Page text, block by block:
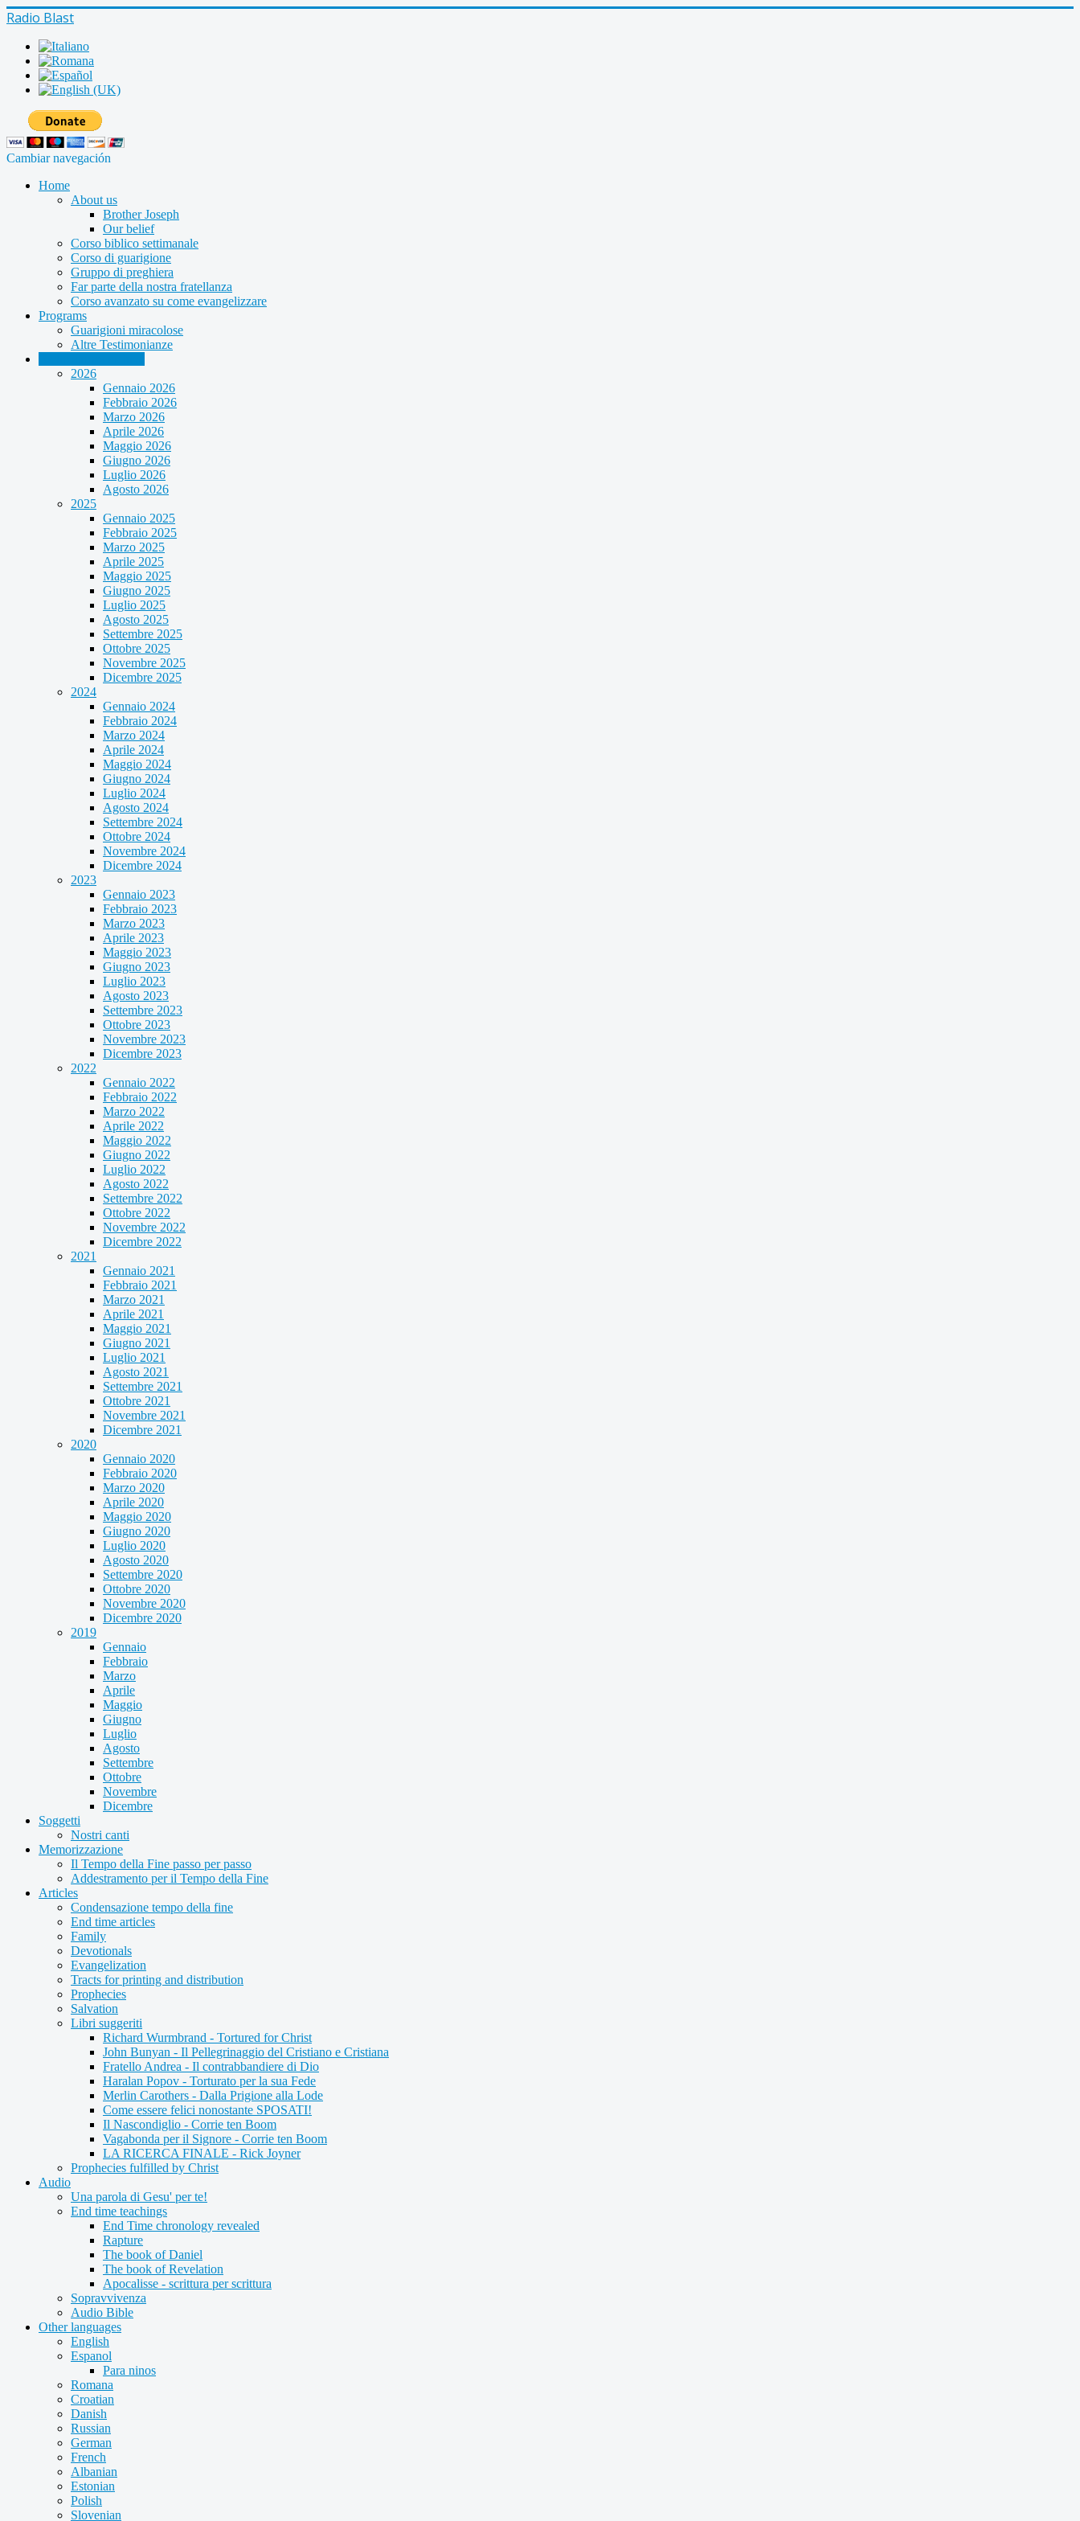
Radio Blast
Cambiar navegación
Home
About us
Brother Joseph
Our belief
Corso biblico settimanale
Corso di guarigione
Gruppo di preghiera
Far parte della nostra fratellanza
Corso avanzato su come evangelizzare
Programs
Guarigioni miracolose
Altre Testimonianze
2026
Gennaio 2026
Febbraio 2026
Marzo 2026
Aprile 2026
Maggio 2026
Giugno 2026
Luglio 2026
Agosto 2026
2025
Gennaio 2025
Febbraio 2025
Marzo 2025
Aprile 2025
Maggio 2025
Giugno 2025
Luglio 2025
Agosto 2025
Settembre 2025
Ottobre 2025
Novembre 2025
Dicembre 2025
2024
Gennaio 2024
Febbraio 2024
Marzo 2024
Aprile 2024
Maggio 2024
Giugno 2024
Luglio 2024
Agosto 2024
Settembre 2024
Ottobre 2024
Novembre 2024
Dicembre 2024
2023
Gennaio 2023
Febbraio 2023
Marzo 2023
Aprile 2023
Maggio 2023
Giugno 2023
Luglio 2023
Agosto 2023
Settembre 2023
Ottobre 2023
Novembre 2023
Dicembre 2023
2022
Gennaio 2022
Febbraio 2022
Marzo 2022
Aprile 2022
Maggio 2022
Giugno 2022
Luglio 2022
Agosto 2022
Settembre 2022
Ottobre 2022
Novembre 2022
Dicembre 2022
2021
Gennaio 2021
Febbraio 2021
Marzo 2021
Aprile 2021
Maggio 2021
Giugno 2021
Luglio 2021
Agosto 2021
Settembre 2021
Ottobre 2021
Novembre 2021
Dicembre 2021
2020
Gennaio 2020
Febbraio 2020
Marzo 2020
Aprile 2020
Maggio 2020
Giugno 2020
Luglio 2020
Agosto 2020
Settembre 2020
Ottobre 2020
Novembre 2020
Dicembre 2020
2019
Gennaio
Febbraio
Marzo
Aprile
Maggio
Giugno
Luglio
Agosto
Settembre
Ottobre
Novembre
Dicembre
Soggetti
Nostri canti
Memorizzazione
Il Tempo della Fine passo per passo
Addestramento per il Tempo della Fine
Articles
Condensazione tempo della fine
End time articles
Family
Devotionals
Evangelization
Tracts for printing and distribution
Prophecies
Salvation
Libri suggeriti
Richard Wurmbrand - Tortured for Christ
John Bunyan - Il Pellegrinaggio del Cristiano e Cristiana
Fratello Andrea - Il contrabbandiere di Dio
Haralan Popov - Torturato per la sua Fede
Merlin Carothers - Dalla Prigione alla Lode
Come essere felici nonostante SPOSATI!
Il Nascondiglio - Corrie ten Boom
Vagabonda per il Signore - Corrie ten Boom
LA RICERCA FINALE - Rick Joyner
Prophecies fulfilled by Christ
Audio
Una parola di Gesu' per te!
End time teachings
End Time chronology revealed
Rapture
The book of Daniel
The book of Revelation
Apocalisse - scrittura per scrittura
Sopravvivenza
Audio Bible
Other languages
English
Espanol
Para ninos
Romana
Croatian
Danish
Russian
German
French
Albanian
Estonian
Polish
Slovenian